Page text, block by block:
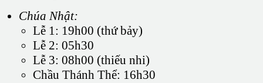
Chúa Nhật:
Lễ 1: 19h00 (thứ bảy)
Lễ 2: 05h30
Lễ 3: 08h00 (thiếu nhi)
Chầu Thánh Thể: 16h30